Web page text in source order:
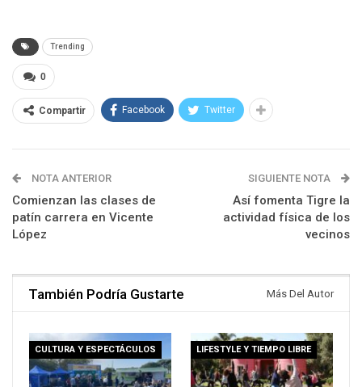
Trending
0
Compartir Facebook Twitter
NOTA ANTERIOR
Comienzan las clases de
patín carrera en Vicente
López
SIGUIENTE NOTA
Así fomenta Tigre la
actividad física de los
vecinos
También Podría Gustarte Más Del Autor
CULTURA Y ESPECTÁCULOS LIFESTYLE Y TIEMPO LIBRE